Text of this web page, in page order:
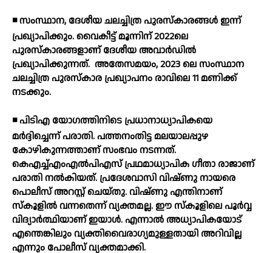
◾ സംസ്ഥാന, ദേശീയ ചലച്ചിത്ര പുരസ്‌കാരങ്ങള്‍ ഇന്ന്
പ്രഖ്യാപിക്കും. വൈകീട്ട് മൂന്നിന് 2022ലെ
പുരസ്‌കാരങ്ങളാണ് ദേശീയ അവാര്‍ഡില്‍
പ്രഖ്യാപിക്കുന്നത്. അതേസമയം, 2023 ലെ സംസ്ഥാന
ചലച്ചിത്ര പുരസ്‌കാര പ്രഖ്യാപനം രാവിലെ 11 മണിക്ക്
നടക്കും.
◾ പിടിഎ യോഗത്തിനിടെ പ്രധാനാധ്യാപികയെ
മര്‍ദ്ദിച്ചെന്ന് പരാതി. പത്തനംതിട്ട മലയാലപ്പുഴ
കോഴികുന്നത്താണ് സംഭവം നടന്നത്.
കെഎച്ച്എംഎല്‍പിഎസ് പ്രഥമാധ്യാപിക ഗീതാ രാജാണ്
പരാതി നല്‍കിയത്. പ്രദേശവാസി വിഷ്ണു നായരെ
പൊലീസ് അറസ്റ്റ് ചെയ്തു. വിഷ്ണു എന്തിനാണ്
സ്‌കൂളില്‍ വന്നതെന്ന് വ്യക്തമല്ല. ഈ സ്‌കൂളിലെ പൂര്‍വ്വ
വിദ്യാര്‍ത്ഥിയാണ് ഇയാള്‍. എന്നാല്‍ അധ്യാപികയോട്
എന്തെങ്കിലും വ്യക്തിവൈരാഗ്യമുള്ളതായി അറിവില്ല
എന്നും പോലീസ് വ്യക്തമാക്കി.